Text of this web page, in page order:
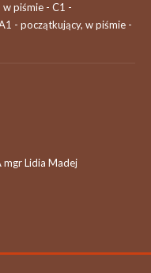
piśmie - C1 -
- początkujący, w piśmie -
mgr Lidia Madej